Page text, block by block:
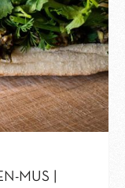
MUS |